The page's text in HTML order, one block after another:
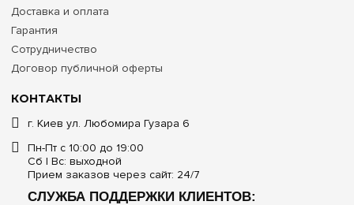
КОНТАКТЫ
г. Киев ул. Любомира Гузара 6
Пн-Пт с 10:00 до 19:00
Сб | Вс: выходной
Прием заказов через сайт: 24/7
СЛУЖБА ПОДДЕРЖКИ КЛИЕНТОВ:
Доставка и оплата
Гарантия
Сотрудничество
Договор публичной оферты